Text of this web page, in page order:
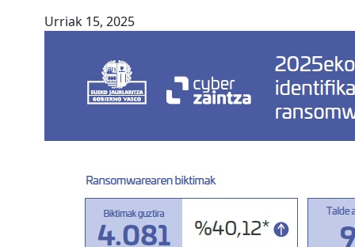
Urriak 15, 2025